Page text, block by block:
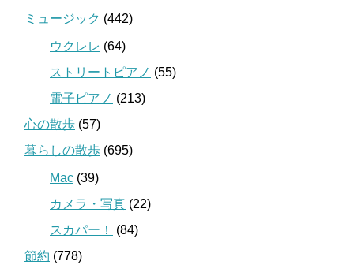
ミュージック (442)
ウクレレ (64)
ストリートピアノ (55)
電子ピアノ (213)
心の散歩 (57)
暮らしの散歩 (695)
Mac (39)
カメラ・写真 (22)
スカパー！
(84)
節約 (778)